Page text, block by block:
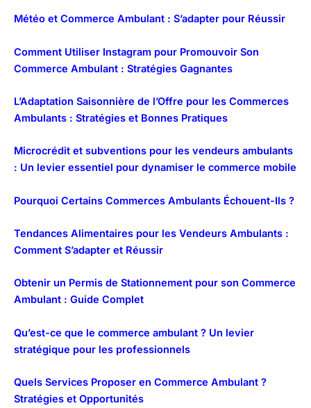
Météo et Commerce Ambulant : S’adapter pour Réussir
Comment Utiliser Instagram pour Promouvoir Son
Commerce Ambulant : Stratégies Gagnantes
L’Adaptation Saisonnière de l’Offre pour les Commerces
Ambulants : Stratégies et Bonnes Pratiques
Microcrédit et subventions pour les vendeurs ambulants
: Un levier essentiel pour dynamiser le commerce mobile
Pourquoi Certains Commerces Ambulants Échouent-Ils ?
Tendances Alimentaires pour les Vendeurs Ambulants :
Comment S’adapter et Réussir
Obtenir un Permis de Stationnement pour son Commerce
Ambulant : Guide Complet
Qu’est-ce que le commerce ambulant ? Un levier
stratégique pour les professionnels
Quels Services Proposer en Commerce Ambulant ?
Stratégies et Opportunités